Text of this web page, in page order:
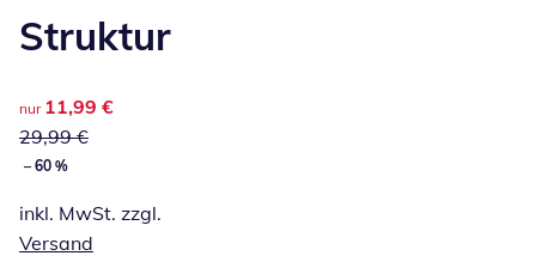
Struktur
reduzierter Preis 11,99 €, vorheriger Preis: 29,99 €
nur 11,99 €
29,99 €
– 60 %
inkl. MwSt. zzgl.
Versand